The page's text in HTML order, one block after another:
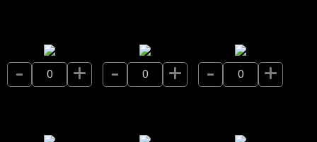
- + - + - +